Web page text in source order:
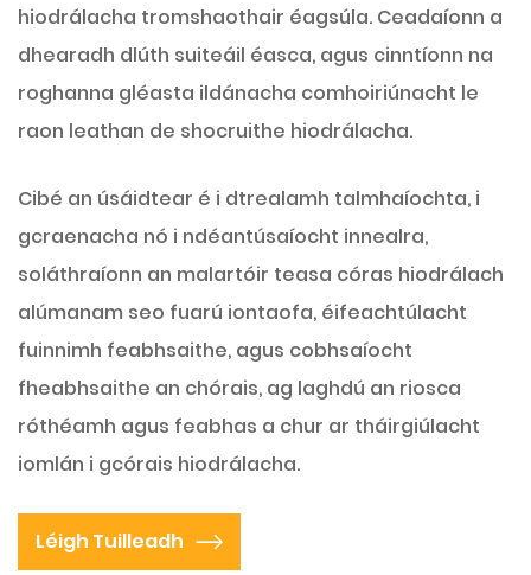
hiodrálacha tromshaothair éagsúla. Ceadaíonn a
dhearadh dlúth suiteáil éasca, agus cinntíonn na
roghanna gléasta ildánacha comhoiriúnacht le
raon leathan de shocruithe hiodrálacha.
Cibé an úsáidtear é i dtrealamh talmhaíochta, i
gcraenacha nó i ndéantúsaíocht innealra,
soláthraíonn an malartóir teasa córas hiodrálach
alúmanam seo fuarú iontaofa, éifeachtúlacht
fuinnimh feabhsaithe, agus cobhsaíocht
fheabhsaithe an chórais, ag laghdú an riosca
róthéamh agus feabhas a chur ar tháirgiúlacht
iomlán i gcórais hiodrálacha.
Léigh Tuilleadh